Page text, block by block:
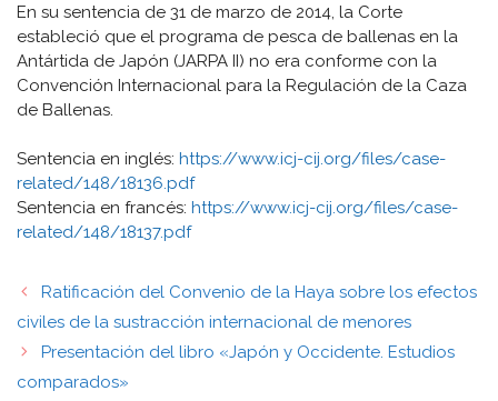
En su sentencia de 31 de marzo de 2014, la Corte
estableció que el programa de pesca de ballenas en la
Antártida de Japón (JARPA II) no era conforme con la
Convención Internacional para la Regulación de la Caza
de Ballenas.
Sentencia en inglés: https://www.icj-cij.org/files/case-
related/148/18136.pdf
Sentencia en francés: https://www.icj-cij.org/files/case-
related/148/18137.pdf
Ratificación del Convenio de la Haya sobre los efectos
civiles de la sustracción internacional de menores
Presentación del libro «Japón y Occidente. Estudios
comparados»